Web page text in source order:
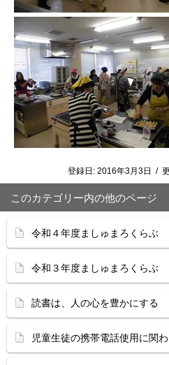
登録日: 2016年3月3日 /
このカテゴリー内の他のページ
令和４年度ましゅまろくらぶ
令和３年度ましゅまろくらぶ
読書は、人の心を豊かにする
児童生徒の携帯電話使用に関